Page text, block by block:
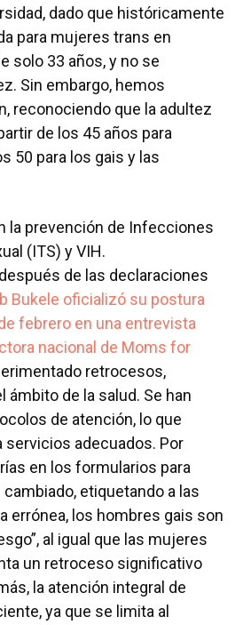
dado que históricamente
para mujeres trans en
solo 33 años, y no se
Sin embargo, hemos
reconociendo que la adultez
de los 45 años para
50 para los gais y las
la prevención de Infecciones
(ITS) y VIH.
de las declaraciones
Bukele oficializó su postura
febrero en una entrevista
nacional de Moms for
retrocesos,
ámbito de la salud. Se han
de atención, lo que
servicios adecuados. Por
en los formularios para
etiquetando a las
errónea, los hombres gais son
al igual que las mujeres
un retroceso significativo
la atención integral de
ya que se limita al